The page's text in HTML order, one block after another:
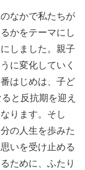
なかで私たちが
かをテーマにし
しました。親子
に変化していく
はじめは、子ど
と反抗期を迎え
ります。そし
の人生を歩みた
いを受け止める
ために、ふたり